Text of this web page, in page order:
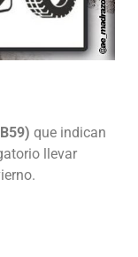
que indican
llevar